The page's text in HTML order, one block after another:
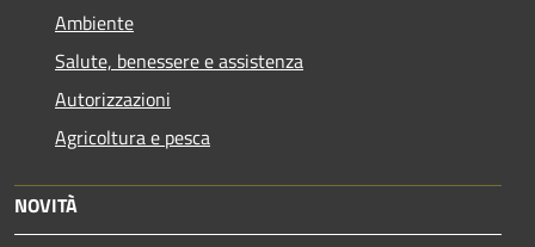
Ambiente
Salute, benessere e assistenza
Autorizzazioni
Agricoltura e pesca
NOVITÀ